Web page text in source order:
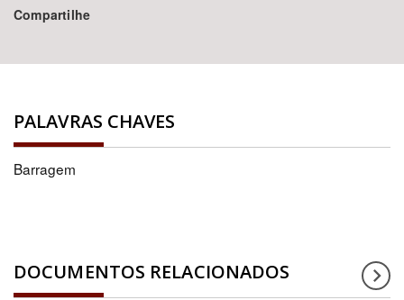
Compartilhe
PALAVRAS CHAVES
Barragem
DOCUMENTOS RELACIONADOS